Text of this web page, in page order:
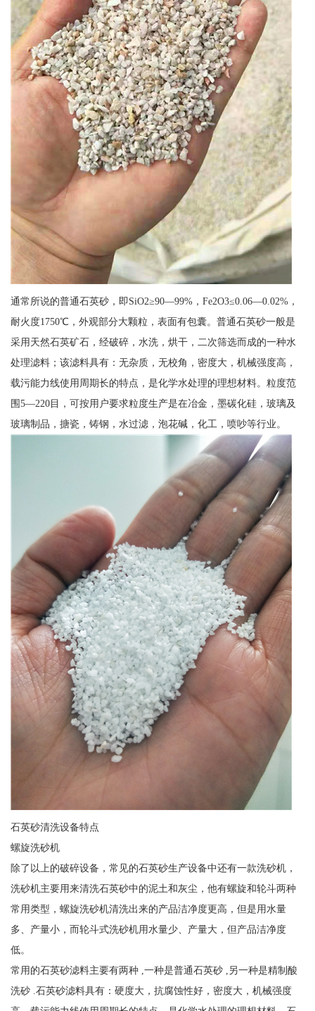
通常所说的普通石英砂，即SiO2≥90—99%，Fe2O3≤0.06—0.02%，
耐火度1750℃，外观部分大颗粒，表面有包囊。普通石英砂一般是
采用天然石英矿石，经破碎，水洗，烘干，二次筛选而成的一种水
处理滤料；该滤料具有：无杂质，无校角，密度大，机械强度高，
载污能力线使用周期长的特点，是化学水处理的理想材料。粒度范
围5—220目，可按用户要求粒度生产是在冶金，墨碳化硅，玻璃及
玻璃制品，搪瓷，铸钢，水过滤，泡花碱，化工，喷吵等行业。
石英砂清洗设备特点
螺旋洗砂机
除了以上的破碎设备，常见的石英砂生产设备中还有一款洗砂机，
洗砂机主要用来清洗石英砂中的泥土和灰尘，他有螺旋和轮斗两种
常用类型，螺旋洗砂机清洗出来的产品洁净度更高，但是用水量
多、产量小，而轮斗式洗砂机用水量少、产量大，但产品洁净度
低。
常用的石英砂滤料主要有两种 ,一种是普通石英砂 ,另一种是精制酸
洗砂 .石英砂滤料具有：硬度大，抗腐蚀性好，密度大，机械强度